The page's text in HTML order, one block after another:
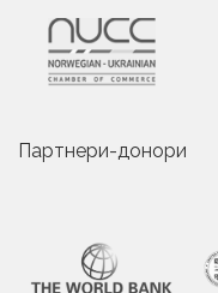
Партнери-донори